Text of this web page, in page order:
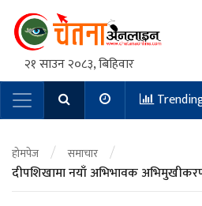
२१ साउन २०८३, बिहिवार
Main Navigation
होमपेज / समाचार /
दीपशिखामा नयाँ अभिभावक